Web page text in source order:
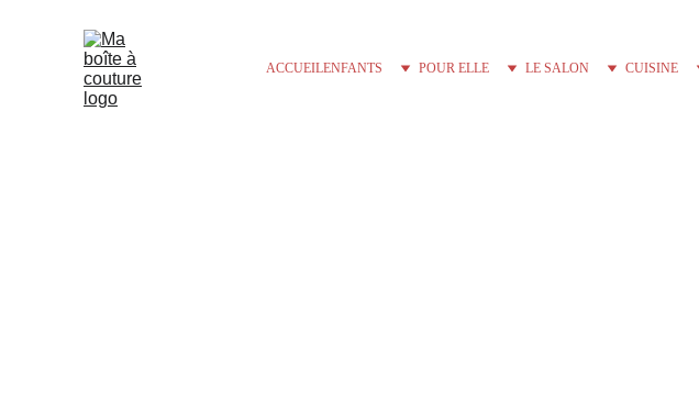
ACCUEILENFANTS POUR ELLE LE SALON CUISINE